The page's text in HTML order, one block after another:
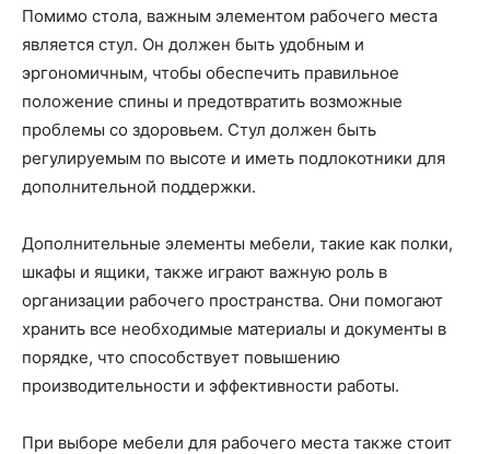
Помимо стола, важным элементом рабочего места
является стул. Он должен быть удобным и
эргономичным, чтобы обеспечить правильное
положение спины и предотвратить возможные
проблемы со здоровьем. Стул должен быть
регулируемым по высоте и иметь подлокотники для
дополнительной поддержки.
Дополнительные элементы мебели, такие как полки,
шкафы и ящики, также играют важную роль в
организации рабочего пространства. Они помогают
хранить все необходимые материалы и документы в
порядке, что способствует повышению
производительности и эффективности работы.
При выборе мебели для рабочего места также стоит